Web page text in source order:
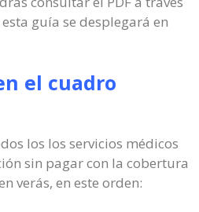
guía se desplegará en
el cuadro
los los servicios médicos
sin pagar con la cobertura
verás, en este orden: